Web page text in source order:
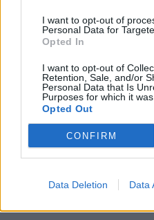
I want to opt-out of
Personal Data for
Opted In
I want to opt-out of
Retention, Sale, and/or
Personal Data that Is
Purposes for which it was
Opted Out
CONFIRM
Data Deletion Data